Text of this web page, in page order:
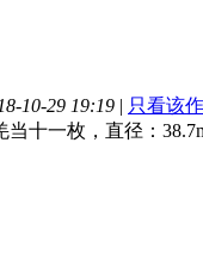
10-29 19:19 | 只看该
当十一枚，直径：